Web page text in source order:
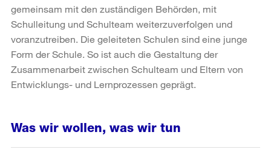
gemeinsam mit den zuständigen Behörden, mit
Schulleitung und Schulteam weiterzuverfolgen und
voranzutreiben. Die geleiteten Schulen sind eine junge
Form der Schule. So ist auch die Gestaltung der
Zusammenarbeit zwischen Schulteam und Eltern von
Entwicklungs- und Lernprozessen geprägt.
Was wir wollen, was wir tun